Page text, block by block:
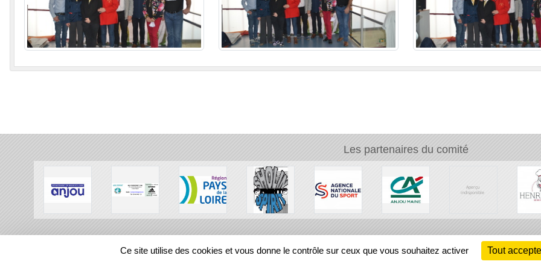
Les partenaires du comité
REGIONS
Ce site utilise des cookies et vous donne le contrôle sur ceux que vous souhaitez activer Tout